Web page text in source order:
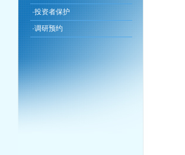
·投资者保护
·调研预约